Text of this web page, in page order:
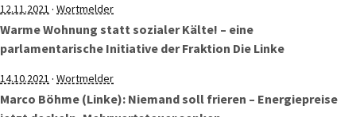
12.11.2021 · Wortmelder
Warme Wohnung statt sozialer Kälte! – eine
parlamentarische Initiative der Fraktion Die Linke
14.10.2021 · Wortmelder
Marco Böhme (Linke): Niemand soll frieren – Energiepreise